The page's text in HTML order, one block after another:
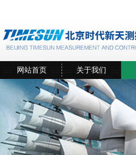
网站首页 关于我们